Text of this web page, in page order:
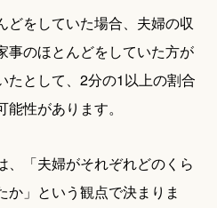
どをしていた場合、夫婦の収
事のほとんどをしていた方が
たとして、2分の1以上の割合
性があります。
、「夫婦がそれぞれどのくら
か」という観点で決まりま